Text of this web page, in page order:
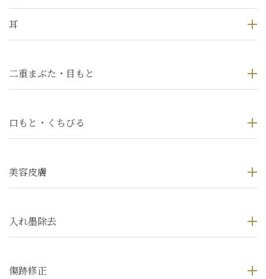
耳
二重まぶた・目もと
口もと・くちびる
美容皮膚
入れ墨除去
傷跡修正